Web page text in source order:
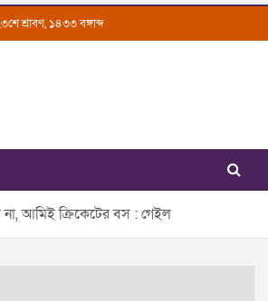
শ্রাবণ, ১৪৩৩ বঙ্গাব্দ
আমিই ক্রিকেটের বস : গেইল